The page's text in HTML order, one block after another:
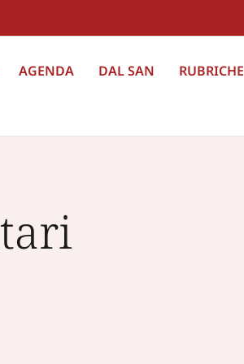
AGENDA DAL SAN RUBRICHE